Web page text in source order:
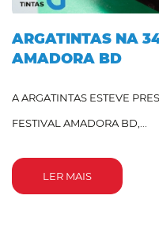
ARGATINTAS NA
AMADORA BD
A ARGATINTAS ESTEVE
FESTIVAL AMADORA BD,...
LER MAIS